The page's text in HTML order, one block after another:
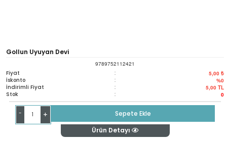
Gollun Uyuyan Devi
9789752112421
Fiyat : 5,00 ₺
İskonto : %0
İndirimli Fiyat : 5,00 TL
Stok : 0
- +
Sepete Ekle
Ürün Detayı